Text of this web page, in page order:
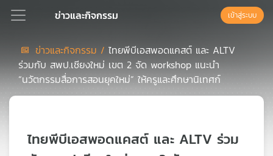
Podcast
เข้าสู่ระบบ
ข่าวและกิจกรรม
ข่าวและกิจกรรม / ไทยพีบีเอสพอดแคสต์ และ ALTV
ร่วมกับ สพป.เชียงใหม่ เขต 2 จัด workshop แนะนำ
“นวัตกรรมสื่อการสอนยุคใหม่” ให้ครูและศึกษานิเทศก์
ไทยพีบีเอสพอดแคสต์ และ ALTV ร่วม